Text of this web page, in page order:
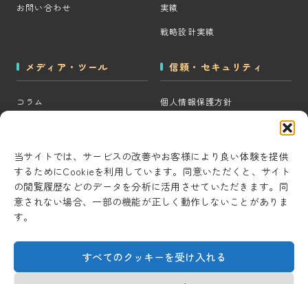
当サイトでは、サービスの改善やお客様により良い体験を提供
するためにCookieを利用しています。同意いただくと、サイト
の閲覧履歴などのデータを分析に活用させていただきます。同
意されない場合、一部の機能が正しく動作しないことがありま
す。
すべてのクッキーを受け入れる
お問い合わせ
実績
戦略設計実績
メディア・ツール
コラム
CRM・MAツール選定診断
BigQuery×GTM 相場見積もり
ツール
AI用語集
信頼・セキュリティ
個人情報保護方針
コンテンツ制作方針
研究・開発方針
セキュリティ対策